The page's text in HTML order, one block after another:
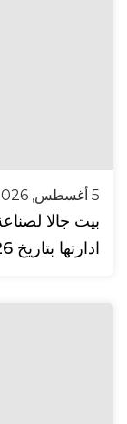
5 أغسطس, 2026
ادارتها بتاريخ 02/08/2026.